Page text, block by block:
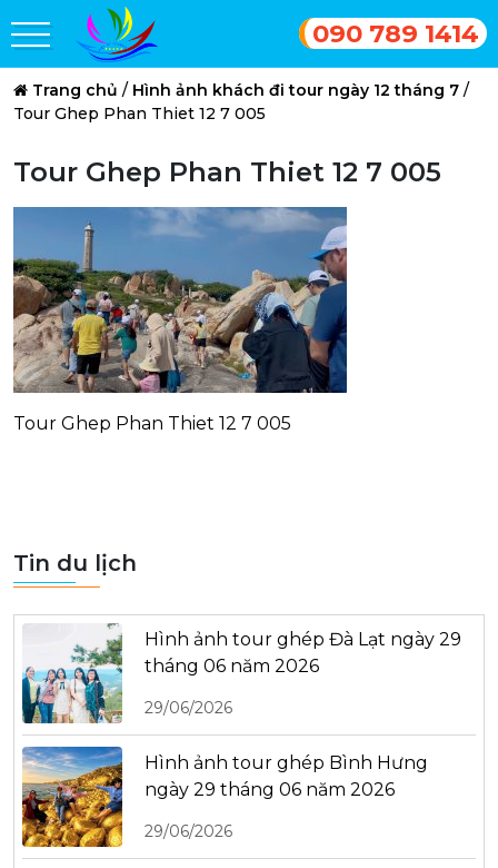
090 789 1414
Trang chủ / Hình ảnh khách đi tour ngày 12 tháng 7 /
Tour Ghep Phan Thiet 12 7 005
Tour Ghep Phan Thiet 12 7 005
Tour Ghep Phan Thiet 12 7 005
Tin du lịch
Hình ảnh tour ghép Đà Lạt ngày 29
tháng 06 năm 2026
29/06/2026
Hình ảnh tour ghép Bình Hưng
ngày 29 tháng 06 năm 2026
29/06/2026